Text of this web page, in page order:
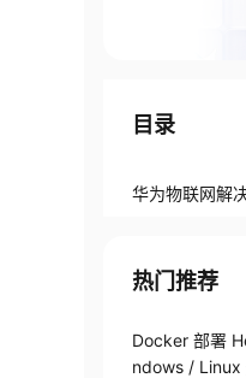
目录
华为物联网解
热门推荐
Docker 部署
ndows / Linux